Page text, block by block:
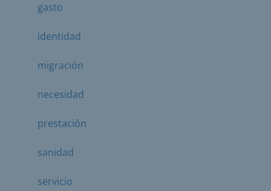
gasto
identidad
migración
necesidad
prestación
sanidad
servicio